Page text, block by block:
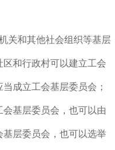
关和其他社会组织等基层
和行政村可以建立工会
成立工会基层委员会；
基层委员会，也可以由
层委员会，也可以选举